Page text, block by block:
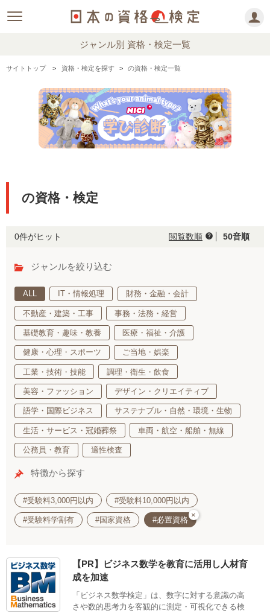
ジャンル別 資格・検定一覧
サイトトップ 資格・検定を探す の資格・検定一覧
の資格・検定
0件がヒット 閲覧数順 help 50音順
ジャンルを絞り込む
ALL IT・情報処理 財務・金融・会計
不動産・建築・工事 事務・法務・経営
基礎教育・趣味・教養 医療・福祉・介護
健康・心理・スポーツ ご当地・娯楽
工業・技術・技能 調理・衛生・飲食
美容・ファッション デザイン・クリエイティブ
語学・国際ビジネス サステナブル・自然・環境・生物
生活・サービス・冠婚葬祭 車両・航空・船舶・無線
公務員・教育 適性検査
特徴から探す
#受験料3,000円以内 #受験料10,000円以内
#受験料学割有 #国家資格 #必置資格
×
【PR】ビジネス数学を教育に活用し人材育
成を加速
「ビジネス数学検定」は、数字に対する意識の高
さや数的思考力を客観的に測定・可視化できる検